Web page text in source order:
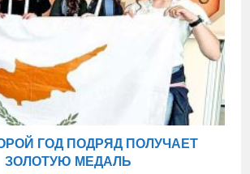
ГОД ПОДРЯД ПОЛУЧАЕТ
ЗОЛОТУЮ МЕДАЛЬ